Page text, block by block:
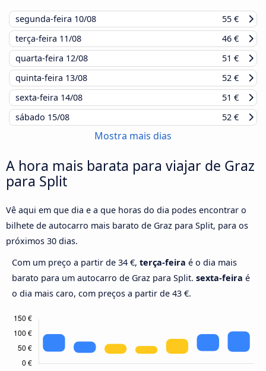
segunda-feira 10/08
55 €
terça-feira 11/08
46 €
quarta-feira 12/08
51 €
quinta-feira 13/08
52 €
sexta-feira 14/08
51 €
sábado 15/08 52 €
Mostra mais dias
A hora mais barata para viajar de Graz
para Split
Vê aqui em que dia e a que horas do dia podes encontrar o
bilhete de autocarro mais barato de Graz para Split, para os
próximos 30 dias.
Com um preço a partir de 34 €, terça-feira é o dia mais
barato para um autocarro de Graz para Split. sexta-feira é
o dia mais caro, com preços a partir de 43 €.